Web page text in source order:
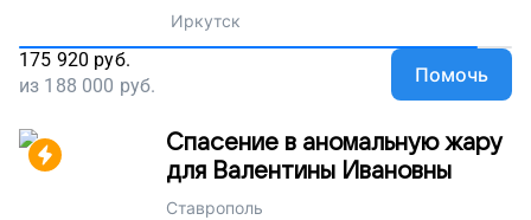
Иркутск
175 920 руб.
из 188 000 руб. Помочь
Спасение в аномальную жару
для Валентины Ивановны
Ставрополь